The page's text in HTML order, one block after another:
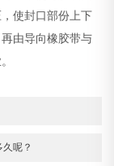
使封口部份上下
由导向橡胶带与
呢？